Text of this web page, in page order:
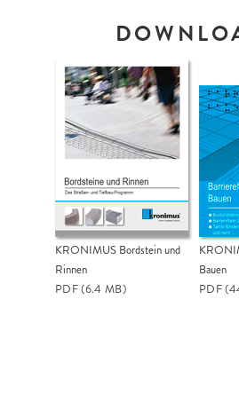
ROLLSTUHL-ÜBERFAHRTSTEIN
ZWEITEILIG
KRONIMUS Bordstein und
Rinnen
PDF(6.4 MB)
Bauen
PDF